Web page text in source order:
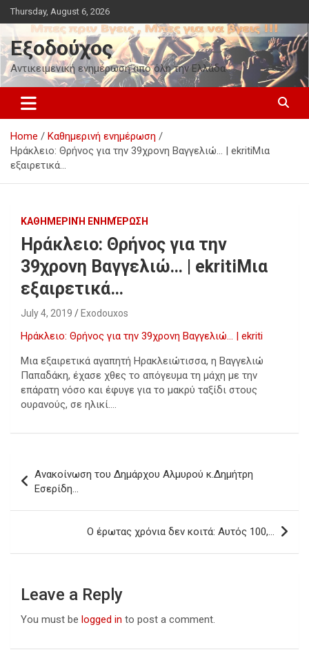
Skip
to
content
Thursday, August 6, 2026
Εξοδούχος
Αντικειμενική ενημέρωση από όλη την Ελλάδα
Home
Καθημερινή ενημέρωση
Ηράκλειο: Θρήνος για την 39χρονη Βαγγελιώ… | ekritiΜια
εξαιρετικά…
ΚΑΘΗΜΕΡΙΝΉ ΕΝΗΜΈΡΩΣΗ
Ηράκλειο: Θρήνος για την
39χρονη Βαγγελιώ… | ekritiΜια
εξαιρετικά…
July 4, 2019 Exodouxos
Ηράκλειο: Θρήνος για την 39χρονη Βαγγελιώ… | ekriti
Μια εξαιρετικά αγαπητή Ηρακλειώτισσα, η Βαγγελιώ
Παπαδάκη, έχασε χθες το απόγευμα τη μάχη με την
επάρατη νόσο και έφυγε για το μακρύ ταξίδι στους
ουρανούς, σε ηλικί….
navigation
Ανακοίνωση του Δημάρχου Αλμυρού κ.Δημήτρη
Εσερίδη…
Ο έρωτας χρόνια δεν κοιτά: Αυτός 100,…
Leave a Reply
You must be logged in to post a comment.